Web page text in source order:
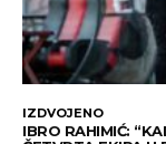
IZDVOJENO
IBRO RAHIMIĆ: